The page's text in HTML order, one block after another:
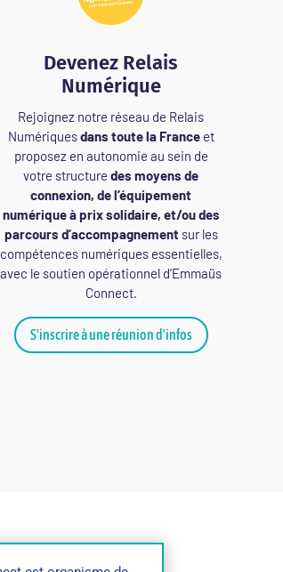
Devenez Relais
Numérique
Rejoignez notre réseau de Relais
Numériquesdans toute la Franceet
proposez en autonomie au sein de
votre structure des moyens de
connexion, de l’équipement
numérique à prix solidaire, et/ou des
parcours d’accompagnementsur les
compétences numériques essentielles,
avec le soutien opérationnel d’Emmaüs
Connect.
S'inscrire à une réunion d'infos